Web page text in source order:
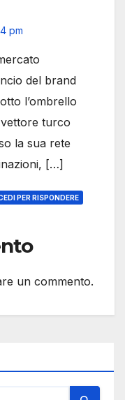
pm
del brand
l’ombrello
turco
la sua rete
[…]
PER RISPONDERE
un commento.